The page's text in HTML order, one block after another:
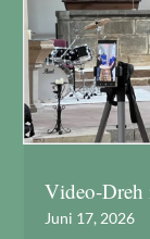
Video-Dreh
Juni 17, 2026